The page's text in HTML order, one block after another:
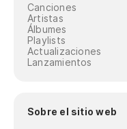
Canciones
Artistas
Álbumes
Playlists
Actualizaciones
Lanzamientos
Sobre el sitio web